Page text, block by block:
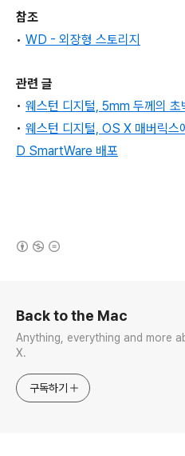
참조
• WD - 외장형 스토리지
관련 글
• 웨스턴 디지털, 5mm 두께의
• 웨스턴 디지털, OS X 매버릭스
D SmartWare 배포
Back to the Mac
Anything, everything and more
X.
구독하기